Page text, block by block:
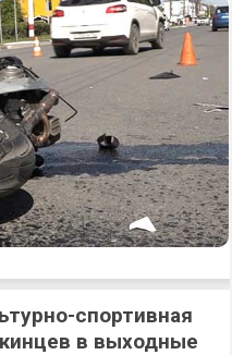
спортивная
в выходные